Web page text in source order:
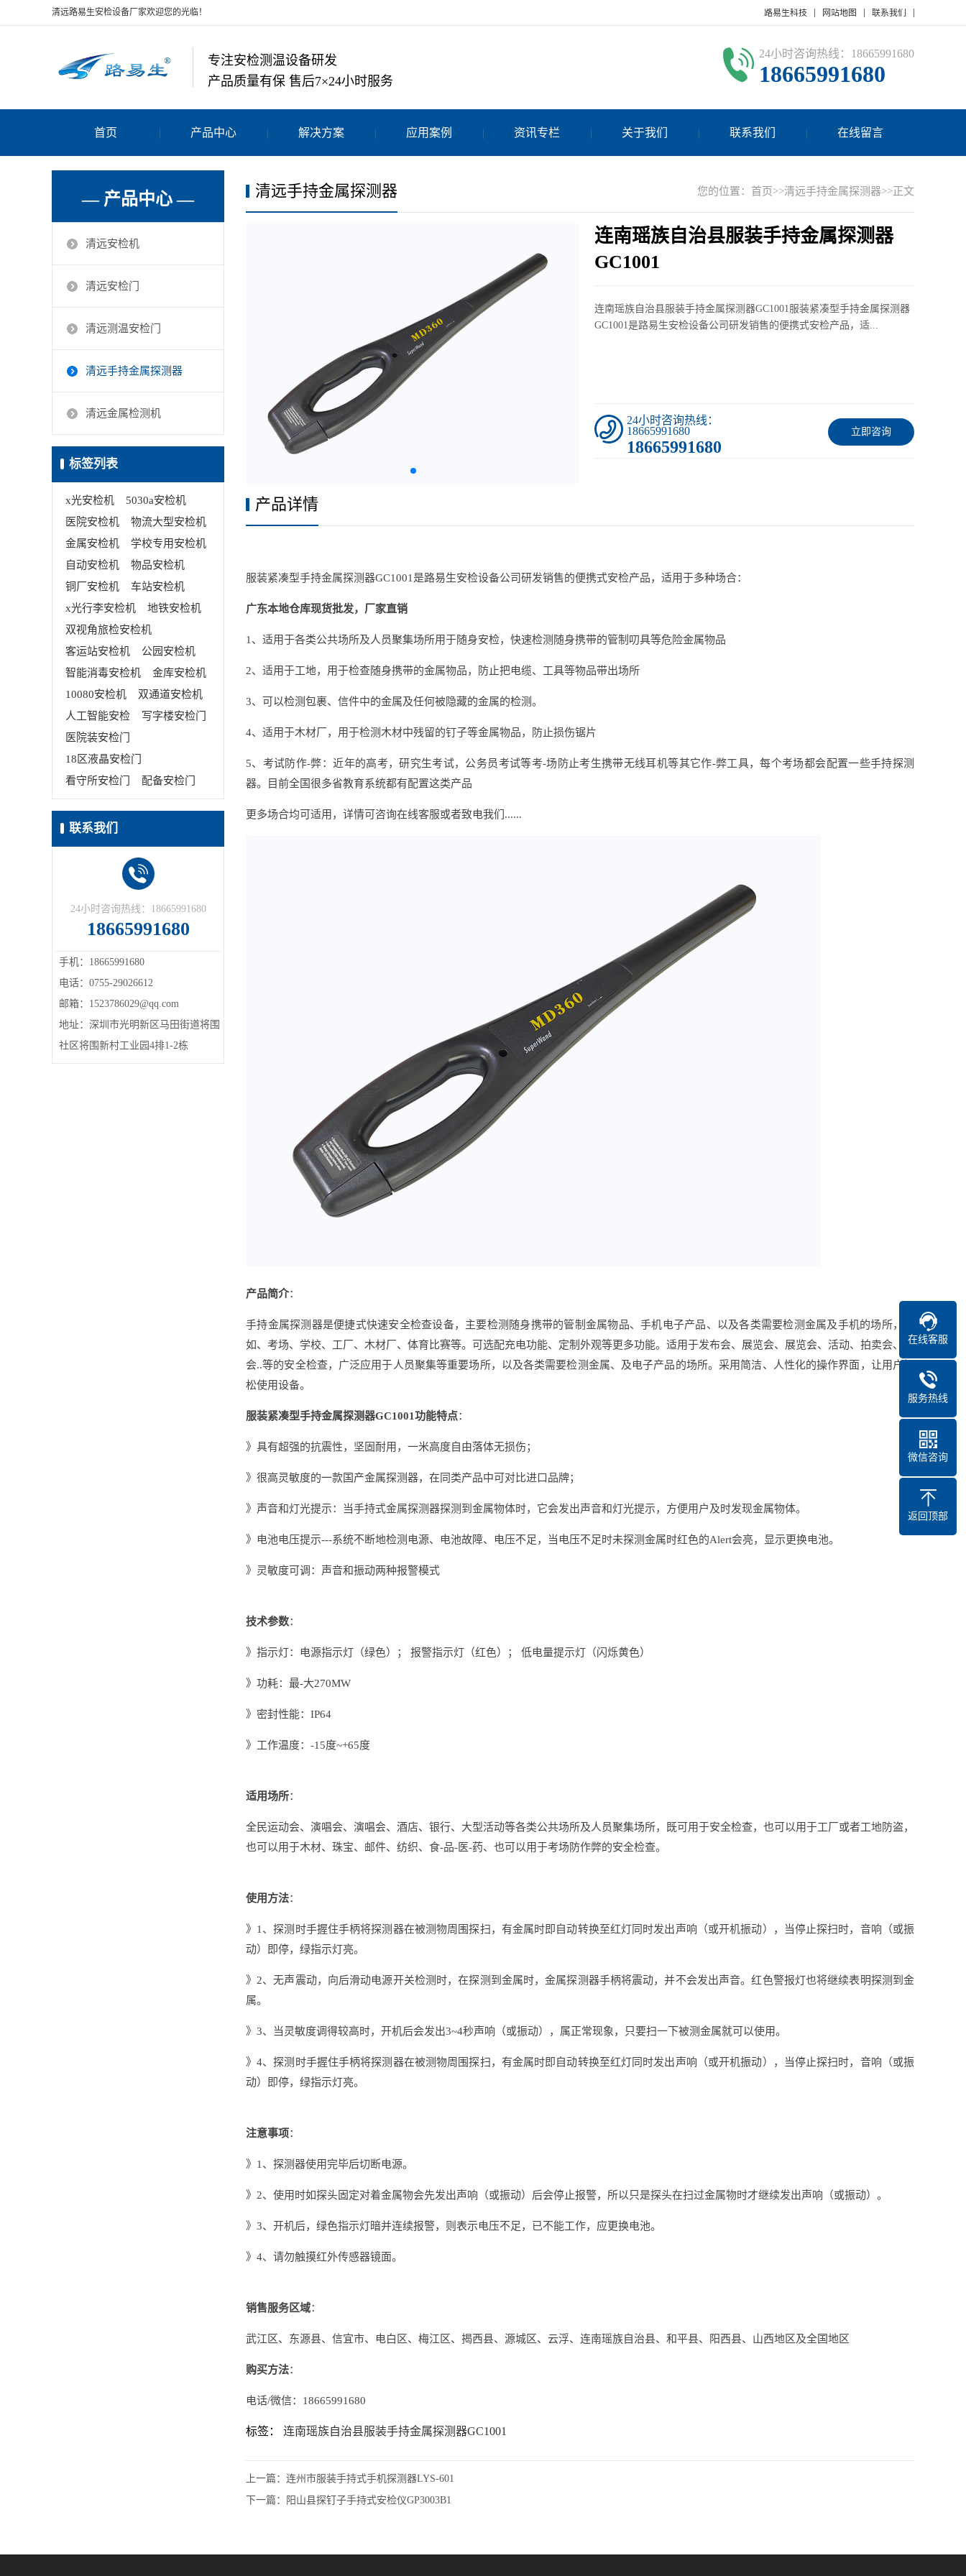
清远路易生安检设备厂家欢迎您的光临！ 路易生科技 网站地图 联系我们
专注安检测温设备研发
产品质量有保 售后7×24小时服务
24小时咨询热线：18665991680
18665991680
首页 产品中心 解决方案 应用案例 资讯专栏 关于我们 联系我们 在线留言
— 产品中心 —
清远安检机
清远安检门
清远测温安检门
清远手持金属探测器
清远金属检测机
标签列表
x光安检机
5030a安检机
医院安检机
物流大型安检机
金属安检机
学校专用安检机
自动安检机
物品安检机
铜厂安检机
车站安检机
x光行李安检机
地铁安检机
双视角旅检安检机
客运站安检机
公园安检机
智能消毒安检机
金库安检机
10080安检机
双通道安检机
人工智能安检
写字楼安检门
医院装安检门
18区液晶安检门
看守所安检门
配备安检门
联系我们
24小时咨询热线：18665991680
18665991680
手机：18665991680
电话：0755-29026612
邮箱：1523786029@qq.com
地址：深圳市光明新区马田街道将围
社区将围新村工业园4排1-2栋
您的位置： 首页>>清远手持金属探测器>>正文
清远手持金属探测器
连南瑶族自治县服装手持金属探测器
GC1001
连南瑶族自治县服装手持金属探测器GC1001服装紧凑型手持金属探测器
GC1001是路易生安检设备公司研发销售的便携式安检产品，适...
立即咨询
24小时咨询热线：
18665991680
18665991680
产品详情
服装紧凑型手持金属探测器GC1001是路易生安检设备公司研发销售的便携式安检产品，适用于多种场合：
广东本地仓库现货批发，厂家直销
1、适用于各类公共场所及人员聚集场所用于随身安检，快速检测随身携带的管制叨具等危险金属物品
2、适用于工地，用于检查随身携带的金属物品，防止把电缆、工具等物品带出场所
3、可以检测包裹、信件中的金属及任何被隐藏的金属的检测。
4、适用于木材厂，用于检测木材中残留的钉子等金属物品，防止损伤锯片
5、考试防作-弊：近年的高考，研究生考试，公务员考试等考-场防止考生携带无线耳机等其它作-弊工具，每个考场都会配置一些手持探测
器。目前全国很多省教育系统都有配置这类产品
更多场合均可适用，详情可咨询在线客服或者致电我们......
产品简介：
手持金属探测器是便捷式快速安全检查设备，主要检测随身携带的管制金属物品、手机电子产品、以及各类需要检测金属及手机的场所，比
如、考场、学校、工厂、木材厂、体育比赛等。可选配充电功能、定制外观等更多功能。适用于发布会、展览会、展览会、活动、拍卖会、工
会..等的安全检查，广泛应用于人员聚集等重要场所，以及各类需要检测金属、及电子产品的场所。采用简洁、人性化的操作界面，让用户轻
松使用设备。
服装紧凑型手持金属探测器GC1001功能特点：
》具有超强的抗震性，坚固耐用，一米高度自由落体无损伤；
》很高灵敏度的一款国产金属探测器，在同类产品中可对比进口品牌；
》声音和灯光提示：当手持式金属探测器探测到金属物体时，它会发出声音和灯光提示，方便用户及时发现金属物体。
》电池电压提示---系统不断地检测电源、电池故障、电压不足，当电压不足时未探测金属时红色的Alert会亮，显示更换电池。
》灵敏度可调：声音和振动两种报警模式
技术参数：
》指示灯：电源指示灯（绿色）； 报警指示灯（红色）； 低电量提示灯（闪烁黄色）
》功耗：最-大270MW
》密封性能：IP64
》工作温度：-15度~+65度
适用场所：
全民运动会、演唱会、演唱会、酒店、银行、大型活动等各类公共场所及人员聚集场所，既可用于安全检查，也可以用于工厂或者工地防盗，
也可以用于木材、珠宝、邮件、纺织、食-品-医-药、也可以用于考场防作弊的安全检查。
使用方法：
》1、探测时手握住手柄将探测器在被测物周围探扫，有金属时即自动转换至红灯同时发出声响（或开机振动），当停止探扫时，音响（或振
动）即停，绿指示灯亮。
》2、无声震动，向后滑动电源开关检测时，在探测到金属时，金属探测器手柄将震动，并不会发出声音。红色警报灯也将继续表明探测到金
属。
》3、当灵敏度调得较高时，开机后会发出3~4秒声响（或振动），属正常现象，只要扫一下被测金属就可以使用。
》4、探测时手握住手柄将探测器在被测物周围探扫，有金属时即自动转换至红灯同时发出声响（或开机振动），当停止探扫时，音响（或振
动）即停，绿指示灯亮。
注意事项：
》1、探测器使用完毕后切断电源。
》2、使用时如探头固定对着金属物会先发出声响（或振动）后会停止报警，所以只是探头在扫过金属物时才继续发出声响（或振动）。
》3、开机后，绿色指示灯暗并连续报警，则表示电压不足，已不能工作，应更换电池。
》4、请勿触摸红外传感器镜面。
销售服务区域：
武江区、东源县、信宜市、电白区、梅江区、揭西县、源城区、云浮、连南瑶族自治县、和平县、阳西县、山西地区及全国地区
购买方法：
电话/微信：18665991680
标签： 连南瑶族自治县服装手持金属探测器GC1001
上一篇： 连州市服装手持式手机探测器LYS-601
下一篇：
阳山县探钉子手持式安检仪GP3003B1
在线客服
服务热线
微信咨询
返回顶部